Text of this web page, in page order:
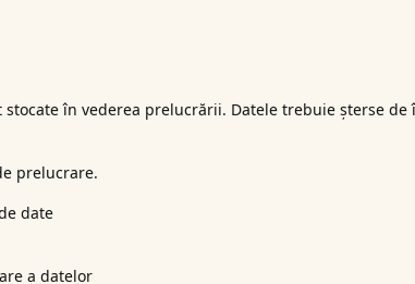
în vederea prelucrării. Datele trebuie șterse de
prelucrare.
date
a datelor